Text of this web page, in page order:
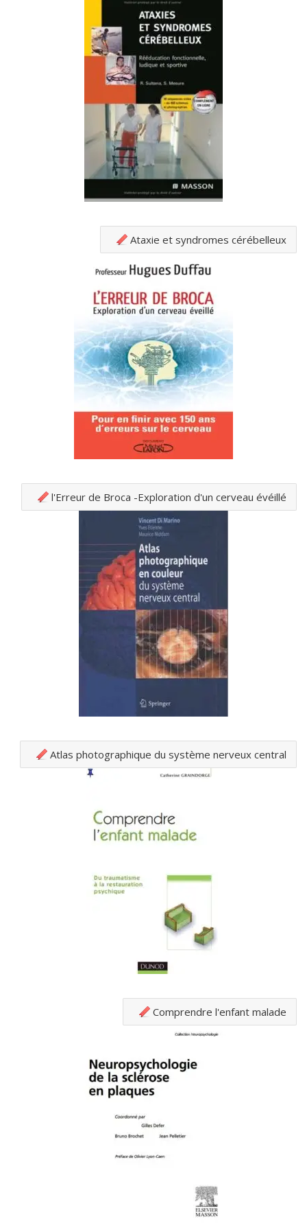
Ataxie et syndromes cérébelleux
l'Erreur de Broca -Exploration d'un cerveau évéillé
Atlas photographique du système nerveux central
Comprendre l'enfant malade